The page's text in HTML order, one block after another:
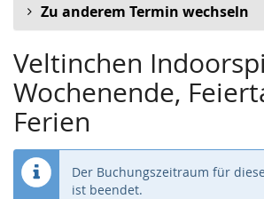
Zu anderem Termin wechseln
Veltinchen
Wochenende,
Ferien
Der Buchungszeitraum für
ist beendet.